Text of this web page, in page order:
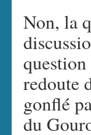
Non, la
redoute
gonflé
du